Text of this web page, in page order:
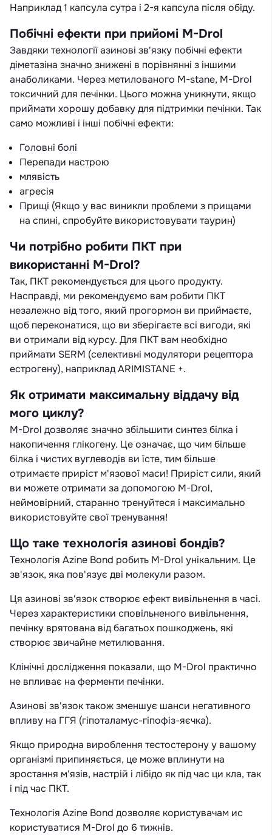
Наприклад 1 капсула сутра і 2-я капсула після обіду.
Побічні ефекти при прийомі M-Drol
Завдяки технології азинові зв'язку побічні ефекти
діметазіна значно знижені в порівнянні з іншими
анаболиками. Через метилованого M-stane, M-Drol
токсичний для печінки. Цього можна уникнути, якщо
приймати хорошу добавку для підтримки печінки. Так
само можливі і інші побічні ефекти:
Головні болі
Перепади настрою
млявість
агресія
Прищі (Якщо у вас виникли проблеми з прищами
на спині, спробуйте використовувати таурин)
Чи потрібно робити ПКТ при
використанні M-Drol?
Так, ПКТ рекомендується для цього продукту.
Насправді, ми рекомендуємо вам робити ПКТ
незалежно від того, який прогормон ви приймаєте,
щоб переконатися, що ви зберігаєте всі вигоди, які
ви отримали від курсу. Для ПКТ вам необхідно
приймати SERM (селективні модулятори рецептора
естрогену), наприклад ARIMISTANE +.
Як отримати максимальну віддачу від
мого циклу?
M-Drol дозволяє значно збільшити синтез білка і
накопичення глікогену. Це означає, що чим більше
білка і чистих вуглеводів ви їсте, тим більше
отримаєте приріст м'язової маси! Приріст сили, який
ви можете отримати за допомогою M-Drol,
неймовірний, старанно тренуйтеся і максимально
використовуйте свої тренування!
Що таке технологія азинові бондів?
Технологія Azine Bond робить M-Drol унікальним. Це
зв'язок, яка пов'язує дві молекули разом.
Ця азинові зв'язок створює ефект вивільнення в часі.
Через характеристики сповільненого вивільнення,
печінку врятована від багатьох пошкоджень, які
створює звичайне метилювання.
Клінічні дослідження показали, що M-Drol практично
не впливає на ферменти печінки.
Азинові зв'язок також зменшує шанси негативного
впливу на ГГЯ (гіпоталамус-гіпофіз-яєчка).
Якщо природна вироблення тестостерону у вашому
організмі припиняється, це може вплинути на
зростання м'язів, настрій і лібідо як під час ци кла, так
і під час ПКТ.
Технологія Azine Bond дозволяє користувачам ис
користуватися M-Drol до 6 тижнів.